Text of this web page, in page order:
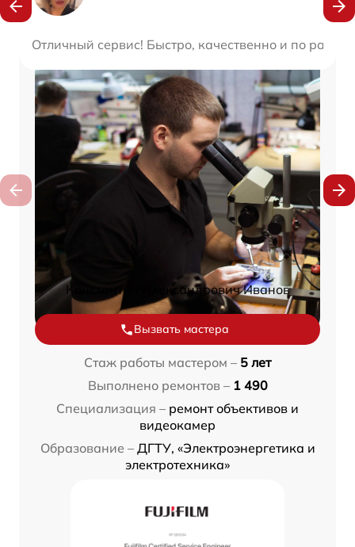
Отличный сервис! Быстро, качественно и по
Константин Александрович Иванов
Вызвать мастера
Стаж работы мастером – 5 лет
Выполнено ремонтов – 1 490
Специализация – ремонт объективов и
видеокамер
Образование – ДГТУ, «Электроэнергетика и
электротехника»